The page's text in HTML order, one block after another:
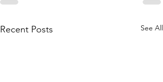
Recent Posts See All